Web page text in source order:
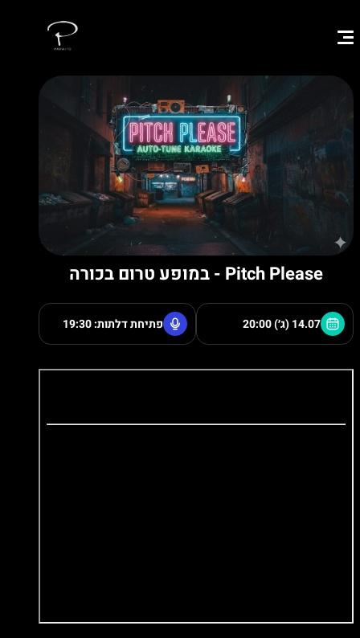
Pitch Please - במופע טרום בכורה
14.07 (ג׳) 20:00 פתיחת דלתות: 19:30